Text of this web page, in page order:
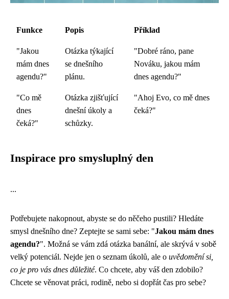
Funkce Popis Příklad
"Jakou
mám dnes
agendu?"
Otázka týkající
se dnešního
plánu.
"Dobré ráno, pane
Nováku, jakou mám
dnes agendu?"
"Co mě
dnes
čeká?"
Otázka zjišťující
dnešní úkoly a
schůzky.
"Ahoj Evo, co mě dnes
čeká?"
Inspirace pro smysluplný den
...
Potřebujete nakopnout, abyste se do něčeho pustili? Hledáte
smysl dnešního dne? Zeptejte se sami sebe: "Jakou mám dnes
agendu?". Možná se vám zdá otázka banální, ale skrývá v sobě
velký potenciál. Nejde jen o seznam úkolů, ale o uvědomění si,
co je pro vás dnes důležité. Co chcete, aby váš den zdobilo?
Chcete se věnovat práci, rodině, nebo si dopřát čas pro sebe?